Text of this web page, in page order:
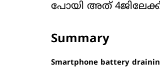
പോയി അത് 4ജിലേക്ക്
Summary
Smartphone battery